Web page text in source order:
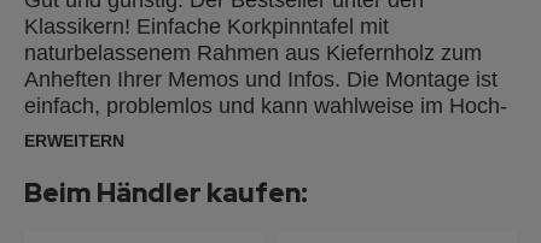
Klassikern! Einfache Korkpinntafel mit
naturbelassenem Rahmen aus Kiefernholz zum
Anheften Ihrer Memos und Infos. Die Montage ist
einfach, problemlos und kann wahlweise im Hoch-
oder Querformat erfolgen, Lieferung inkl.
ERWEITERN
Beim Händler kaufen: